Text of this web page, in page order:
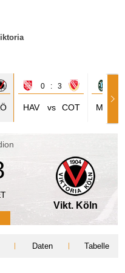
0 : 3
HAV vs COT M60
Vikt. Köln
Daten Tabelle